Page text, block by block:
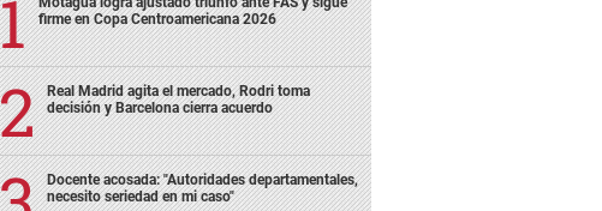
firme en Copa Centroamericana 2026
Real Madrid agita el mercado, Rodri toma
decisión y Barcelona cierra acuerdo
Docente acosada: "Autoridades departamentales,
necesito seriedad en mi caso"